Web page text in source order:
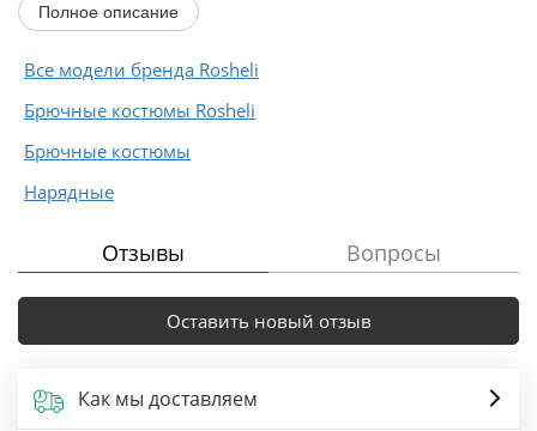
Полное описание
Все модели бренда Rosheli
Брючные костюмы Rosheli
Брючные костюмы
Нарядные
Отзывы Вопросы
Оставить новый отзыв
Как мы доставляем